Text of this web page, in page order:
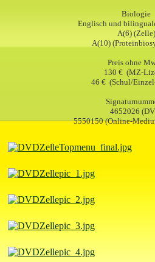
Biologie
Englisch und
A(6) (Zelle)
A(10)
Preis ohne
130 € (MZ-
46 € (Schul/
4652026
5550150 (Online-